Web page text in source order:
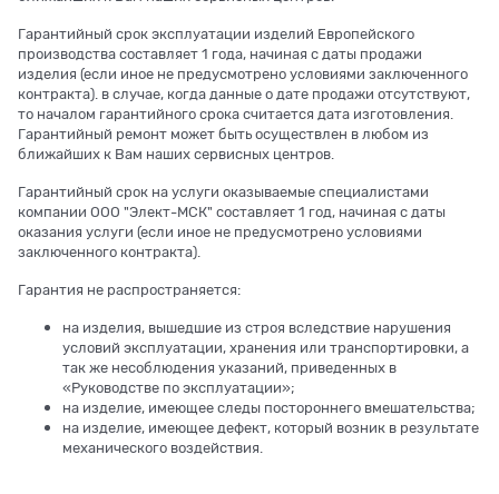
Гарантийный срок эксплуатации изделий Европейского
производства составляет 1 года, начиная с даты продажи
изделия (если иное не предусмотрено условиями заключенного
контракта). в случае, когда данные о дате продажи отсутствуют,
то началом гарантийного срока считается дата изготовления.
Гарантийный ремонт может быть осуществлен в любом из
ближайших к Вам наших сервисных центров.
Гарантийный срок на услуги оказываемые специалистами
компании ООО "Элект-МСК" составляет 1 год, начиная с даты
оказания услуги (если иное не предусмотрено условиями
заключенного контракта).
Гарантия не распространяется:
на изделия, вышедшие из строя вследствие нарушения
условий эксплуатации, хранения или транспортировки, а
так же несоблюдения указаний, приведенных в
«Руководстве по эксплуатации»;
на изделие, имеющее следы постороннего вмешательства;
на изделие, имеющее дефект, который возник в результате
механического воздействия.